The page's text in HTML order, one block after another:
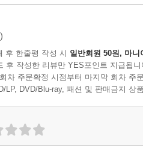
후 한줄평 작성 시 일반회원 50원, 마니
후 작성한 리뷰만 YES포인트 지급됩니
차 주문확정 시점부터 마지막 회차 주
LP, DVD/Blu-ray, 패션 및 판매금지 상